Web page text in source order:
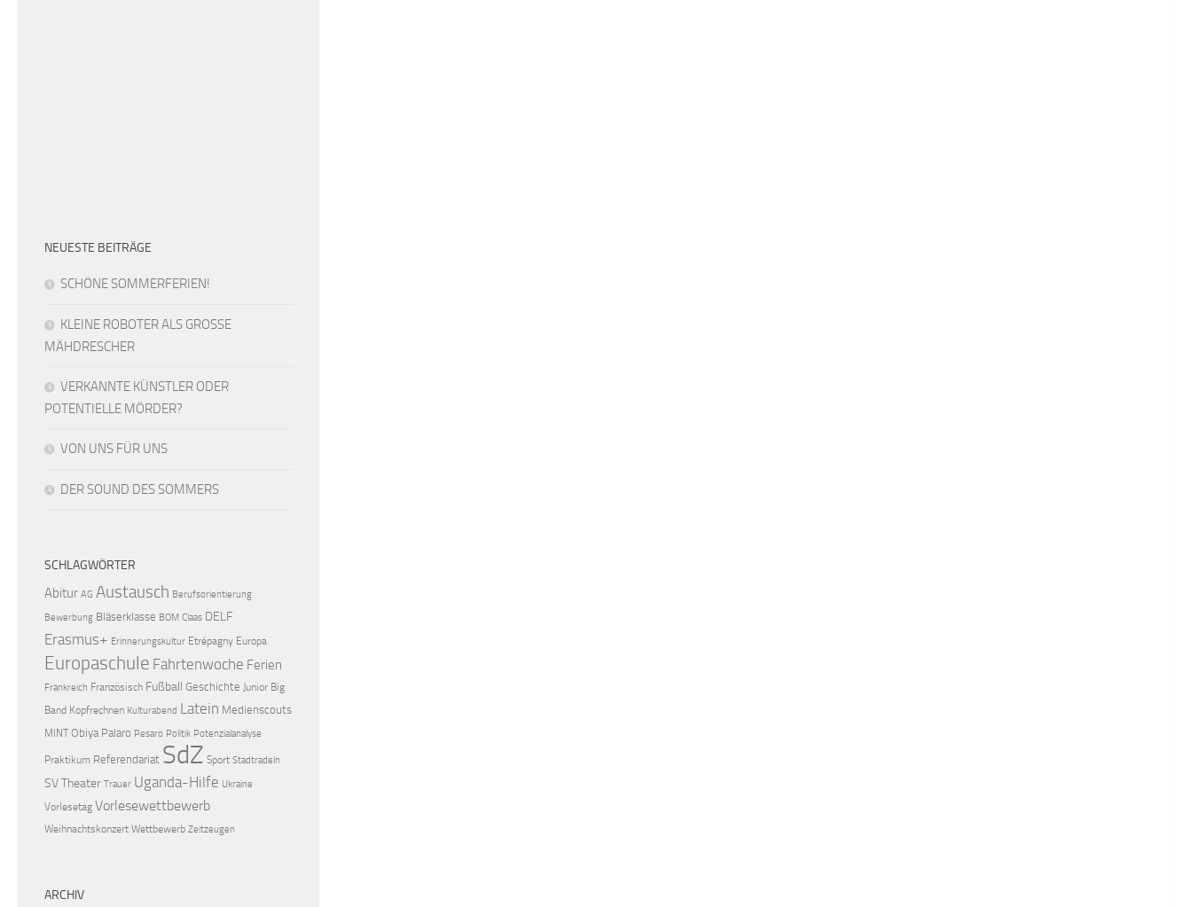
NEUESTE BEITRÄGE
SCHÖNE SOMMERFERIEN!
KLEINE ROBOTER ALS GROSSE
MÄHDRESCHER
VERKANNTE KÜNSTLER ODER
POTENTIELLE MÖRDER?
VON UNS FÜR UNS
DER SOUND DES SOMMERS
SCHLAGWÖRTER
Abitur AG Austausch Berufsorientierung
Bewerbung Bläserklasse BOM Claas DELF
Erasmus+ Erinnerungskultur Etrépagny Europa
Europaschule Fahrtenwoche Ferien
Frankreich Französisch Fußball Geschichte Junior Big
Band Kopfrechnen Kulturabend Latein Medienscouts
MINT Obiya Palaro Pesaro Politik Potenzialanalyse
Praktikum Referendariat SdZ Sport Stadtradeln
SVTheater Trauer Uganda-Hilfe Ukraine
Vorlesetag Vorlesewettbewerb
Weihnachtskonzert Wettbewerb Zeitzeugen
ARCHIV